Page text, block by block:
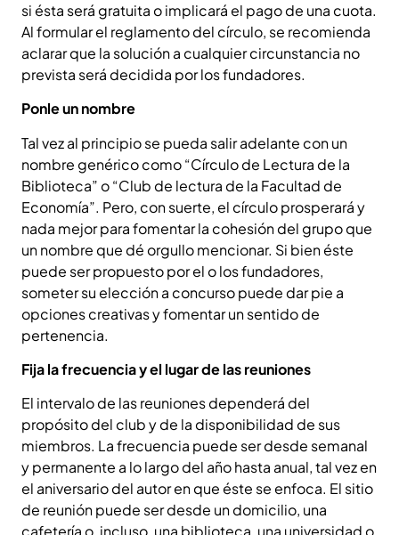
si ésta será gratuita o implicará el pago de una cuota.
Al formular el reglamento del círculo, se recomienda
aclarar que la solución a cualquier circunstancia no
prevista será decidida por los fundadores.
Ponle un nombre
Tal vez al principio se pueda salir adelante con un
nombre genérico como “Círculo de Lectura de la
Biblioteca” o “Club de lectura de la Facultad de
Economía”. Pero, con suerte, el círculo prosperará y
nada mejor para fomentar la cohesión del grupo que
un nombre que dé orgullo mencionar. Si bien éste
puede ser propuesto por el o los fundadores,
someter su elección a concurso puede dar pie a
opciones creativas y fomentar un sentido de
pertenencia.
Fija la frecuencia y el lugar de las reuniones
El intervalo de las reuniones dependerá del
propósito del club y de la disponibilidad de sus
miembros. La frecuencia puede ser desde semanal
y permanente a lo largo del año hasta anual, tal vez en
el aniversario del autor en que éste se enfoca. El sitio
de reunión puede ser desde un domicilio, una